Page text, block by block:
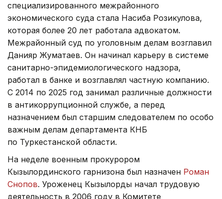
специализированного межрайонного
экономического суда стала Насиба Розикулова,
которая более 20 лет работала адвокатом.
Межрайонный суд по уголовным делам возглавил
Данияр Жуматаев. Он начинал карьеру в системе
санитарно-эпидемиологического надзора,
работал в банке и возглавлял частную компанию.
С 2014 по 2025 год занимал различные должности
в антикоррупционной службе, а перед
назначением был старшим следователем по особо
важным делам департамента КНБ
по Туркестанской области.
На неделе военным прокурором
Кызылординского гарнизона был назначен Роман
Снопов. Уроженец Кызылорды начал трудовую
деятельность в 2006 году в Комитете